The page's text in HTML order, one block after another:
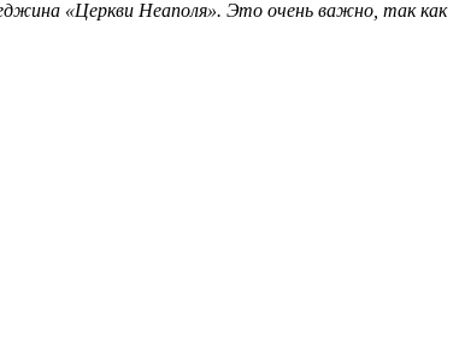
«Церкви Неаполя». Это очень важно, так как